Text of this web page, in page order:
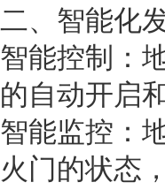
二、智能化
智能控制：
的自动开启
智能监控：
火门的状态